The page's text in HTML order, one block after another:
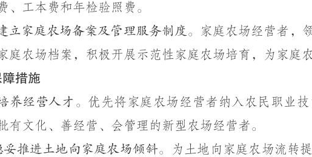
、工本费和年检验照费。
立家庭农场备案及管理服务制度。
家庭农场经营者，
庭农场档案，积极开展示范性家庭农场培育，为家庭
措施
养经营人才。 优先将家庭农场经营者纳入农民职业
有文化、善经营、会管理的新型农场经营者。
妥推进土地向家庭农场倾斜。
为土地向家庭农场流转